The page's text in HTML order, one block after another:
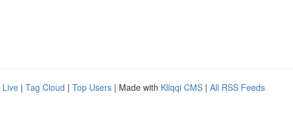
Live | Tag Cloud | Top Users | Made with Kliqqi CMS | All RSS Feeds